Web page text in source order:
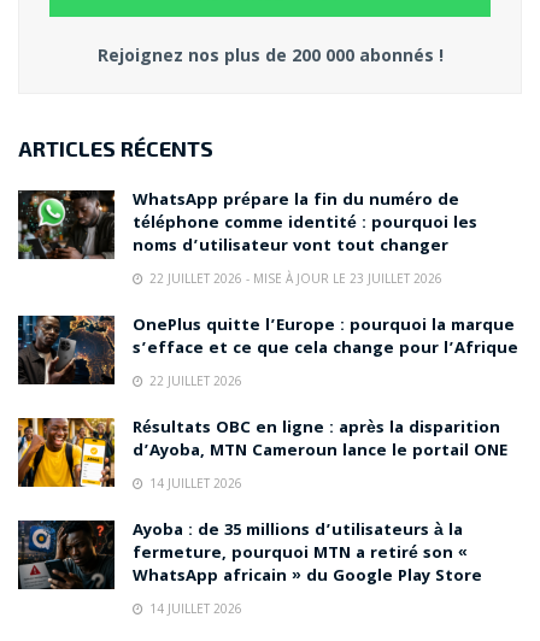
Rejoignez nos plus de 200 000 abonnés !
ARTICLES RÉCENTS
WhatsApp prépare la fin du numéro de
téléphone comme identité : pourquoi les
noms d’utilisateur vont tout changer
22 JUILLET 2026 - MISE À JOUR LE 23 JUILLET 2026
OnePlus quitte l’Europe : pourquoi la marque
s’efface et ce que cela change pour l’Afrique
22 JUILLET 2026
Résultats OBC en ligne : après la disparition
d’Ayoba, MTN Cameroun lance le portail ONE
14 JUILLET 2026
Ayoba : de 35 millions d’utilisateurs à la
fermeture, pourquoi MTN a retiré son «
WhatsApp africain » du Google Play Store
14 JUILLET 2026